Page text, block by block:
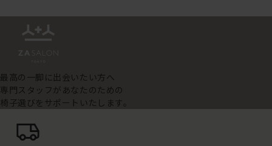
最高の一脚に出会いたい方へ
専門スタッフがあなたのための
椅子選びをサポートいたします。